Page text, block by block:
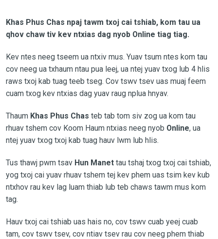
Khas Phus Chas npaj tawm txoj cai tshiab, kom tau ua
qhov chaw tiv kev ntxias dag nyob Online tiag tiag.
Kev ntes neeg tseem ua ntxiv mus. Yuav tsum ntes kom tau
cov neeg ua txhaum ntau pua leej, ua ntej yuav txog lub 4 hlis
raws txoj kab tuag teeb tseg. Cov tswv tsev uas muaj feem
cuam txog kev ntxias dag yuav raug nplua hnyav.
Thaum Khas Phus Chas teb tab tom siv zog ua kom tau
rhuav tshem cov Koom Haum ntxias neeg nyob Online, ua
ntej yuav txog txoj kab tuag hauv lwm lub hlis.
Tus thawj pwm tsav Hun Manettau tshaj txog txoj cai tshiab,
yog txoj cai yuav rhuav tshem tej kev phem uas tsim kev kub
ntxhov rau kev lag luam thiab lub teb chaws tawm mus kom
tag.
Hauv txoj cai tshiab uas hais no, cov tswv cuab yeej cuab
tam, cov tswv tsev, cov ntiav tsev rau cov neeg phem thiab